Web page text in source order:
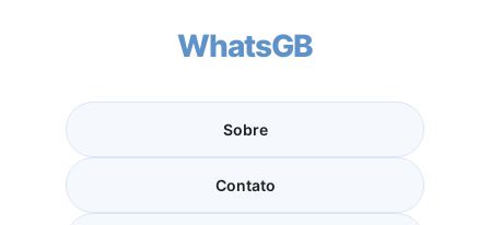
WhatsGB
Sobre
Contato